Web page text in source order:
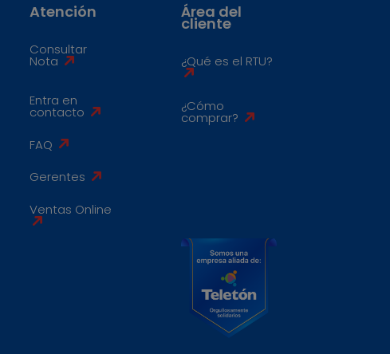
Atención
Consultar
Nota
Entra en
contacto
FAQ
Gerentes
Ventas Online
Área del
cliente
¿Qué es el RTU?
¿Cómo
comprar?